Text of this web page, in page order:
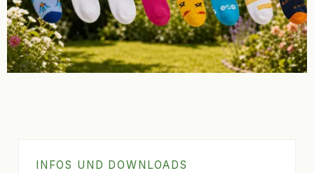
INFOS UND DOWNLOADS